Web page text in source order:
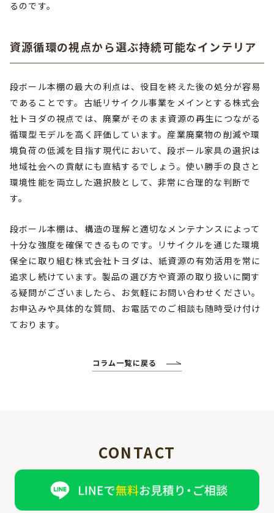
るのです。
資源循環の視点から選ぶ持続可能なインテリア
段ボール本棚の最大の利点は、役目を終えた後の処分が容易
であることです。古紙リサイクル事業をメインとする株式会
社トヨダの視点では、廃棄がそのまま資源の再生につながる
循環型モデルを高く評価しています。産業廃棄物の削減や環
境負荷の低減を目指す現代において、段ボール家具の選択は
地域社会への貢献にも直結するでしょう。使い勝手の良さと
環境性能を両立した選択肢として、非常に合理的な判断で
す。
段ボール本棚は、構造の理解と適切なメンテナンスによって
十分な強度を確保できるものです。リサイクルを通じた環境
保全に取り組む株式会社トヨダは、紙資源の有効活用を常に
追求し続けています。製品の選び方や資源の取り扱いに関す
る疑問がございましたら、お気軽にお問い合わせください。
お申込みや具体的な質問、お電話でのご相談も随時受け付け
ております。
コラム一覧に戻る
CONTACT